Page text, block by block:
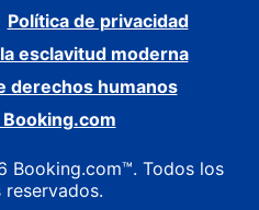
Política de privacidad
esclavitud moderna
derechos humanos
Booking.com™. Todos los
reservados.